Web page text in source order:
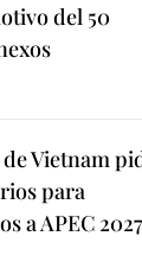
del 50
Vietnam
para
a APEC 2027